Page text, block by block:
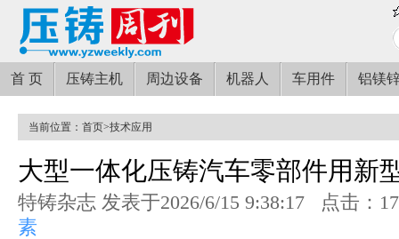
首 页 压铸主机 周边设备 机器人 车用件 铝镁
当前位置： 首页>技术应用
大型一体化压铸汽车零部件用新
特铸杂志 发表于2026/6/15 9:38:17
点击：
素